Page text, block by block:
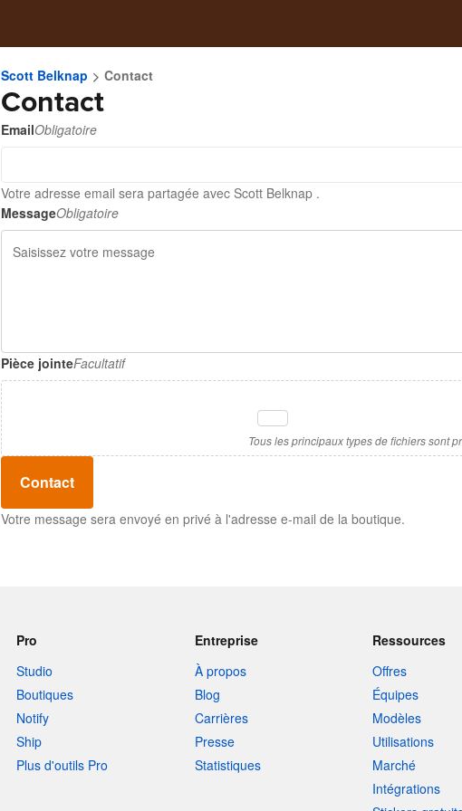
Scott Belknap Contact
Contact
EmailObligatoire
Votre adresse email sera partagée avec Scott Belknap .
MessageObligatoire
Pièce jointeFacultatif
Tous les principaux types de fichiers sont
Contact
Votre message sera envoyé en privé à l'adresse e-mail de la boutique.
Pro
Studio
Boutiques
Notify
Ship
Plus d'outils Pro
Entreprise
À propos
Blog
Carrières
Presse
Statistiques
Ressources
Offres
Équipes
Modèles
Utilisations
Marché
Intégrations